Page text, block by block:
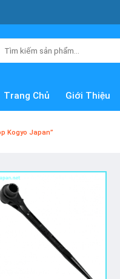
Trang Chủ Giới Thiệu
Kogyo Japan”